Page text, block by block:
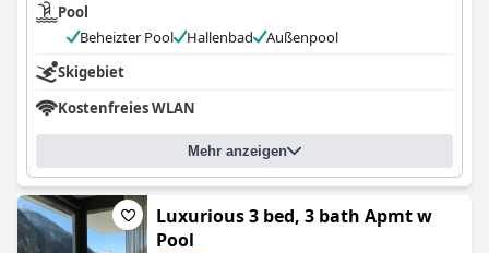
Pool
Beheizter Pool
Hallenbad
Außenpool
Skigebiet
Kostenfreies WLAN
Mehr anzeigen
Luxurious 3 bed, 3 bath Apmt w
Pool